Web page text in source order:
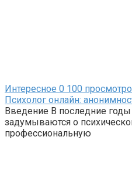
Интересное 0 100
Психолог онлайн:
Введение В последние
задумываются о
профессиональную